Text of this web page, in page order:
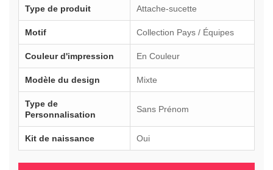
Type de produit Attache-sucette
Motif Collection Pays / Équipes
Couleur d'impression En Couleur
Modèle du design Mixte
Type de
Personnalisation
Sans Prénom
Kit de naissance Oui